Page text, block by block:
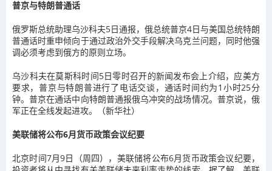
普京与特朗普通话
俄罗斯总统助理乌沙科夫5日通报，俄总统普京4日与美国总统特朗
普通话时重申倾向于通过政治外交手段解决乌克兰问题，同时他强
调必须考虑到俄方的原则立场。
乌沙科夫在莫斯科时间5日零时召开的新闻发布会上介绍，应美方
要求，普京与特朗普进行了电话交谈，通话时间约为1小时25分
钟。普京在通话中向特朗普通报俄乌冲突的战场情况。普京说，俄
军正在全线发起进攻。（新华社）
美联储将公布6月货币政策会议纪要
北京时间7月9日（周四），美联储将公布6月货币政策会议纪要，